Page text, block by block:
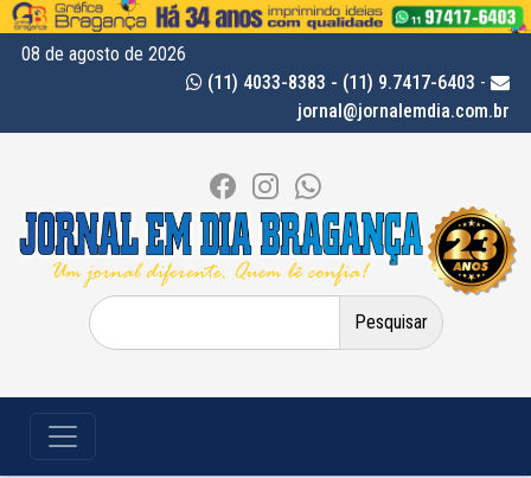
08 de agosto de 2026
(11) 4033-8383 - (11) 9.7417-6403 -
jornal@jornalemdia.com.br
Pesquisar
por: